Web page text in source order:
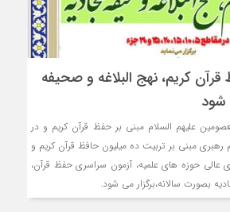
قرآن کریم، نهج البلاغه و صحیفه
شود
علیهم السلام مبنی بر حفظ قرآن کریم و در
رهبری مبنی بر تربیت ده میلیون حافظ قرآن کریم و
مصوبه ۸۱ شورای عالی حوزه های علمیه، آزمون سراسری حفظ قرآن،
بصورت سالانه،برگزار می شود.